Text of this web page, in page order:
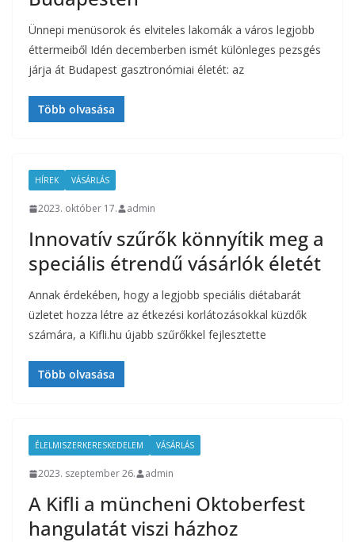
Ünnepi menüsorok és elviteles lakomák a város legjobb
éttermeiből Idén decemberben ismét különleges pezsgés
járja át Budapest gasztronómiai életét: az
Több olvasása
HÍREK VÁSÁRLÁS
2023. október 17. admin
Innovatív szűrők könnyítik meg a
speciális étrendű vásárlók életét
Annak érdekében, hogy a legjobb speciális diétabarát
üzletet hozza létre az étkezési korlátozásokkal küzdők
számára, a Kifli.hu újabb szűrőkkel fejlesztette
Több olvasása
ÉLELMISZERKERESKEDELEM VÁSÁRLÁS
2023. szeptember 26. admin
A Kifli a müncheni Oktoberfest
hangulatát viszi házhoz